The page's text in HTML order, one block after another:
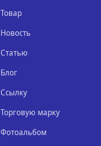
Товар
Новость
Статью
Блог
Ссылку
Торговую марку
Фотоальбом